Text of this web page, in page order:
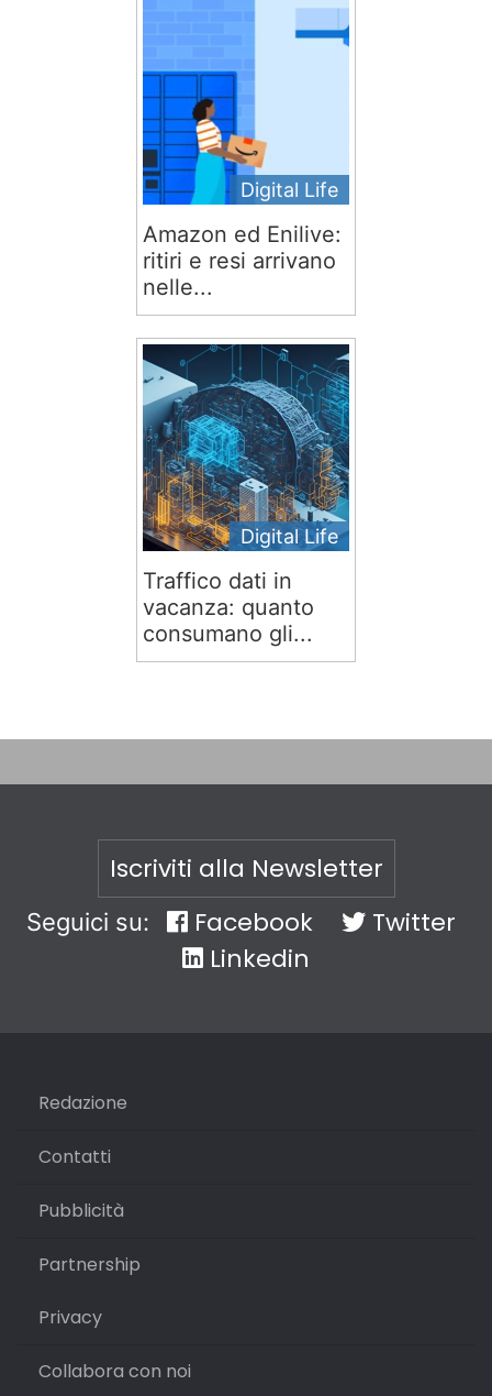
Digital Life
Amazon ed Enilive:
ritiri e resi arrivano
nelle...
Digital Life
Traffico dati in
vacanza: quanto
consumano gli...
Iscriviti alla Newsletter
Seguici su: Facebook
Twitter
Linkedin
Redazione
Contatti
Pubblicità
Partnership
Privacy
Collabora con noi